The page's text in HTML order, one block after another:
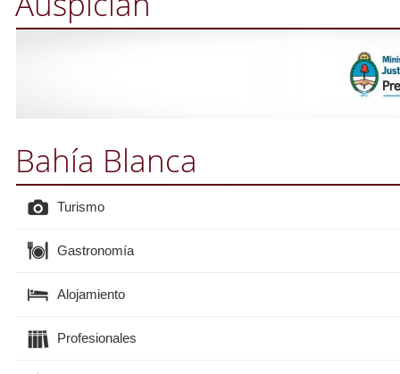
Bahía Blanca
Turismo
Gastronomía
Alojamiento
Profesionales